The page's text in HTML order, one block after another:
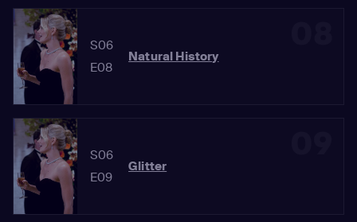
S06
E08
Natural History
S06
E09
Glitter